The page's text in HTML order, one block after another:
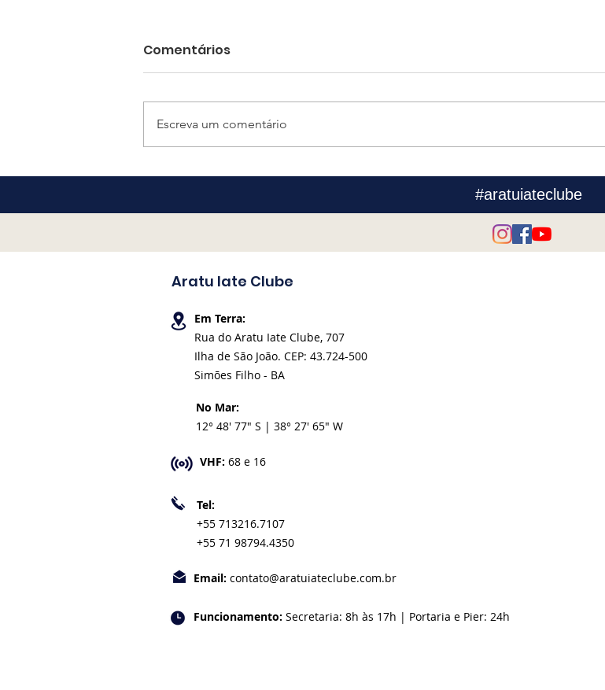
Comentários
Escreva um comentário
#aratuiateclube
Aratu Iate Clube
Em Terra:
Rua do Aratu Iate Clube, 707
Ilha de São João. CEP: 43.724-500
Simões Filho - BA
No Mar:
12° 48' 77" S | 38° 27' 65" W
VHF: 68 e 16
Tel:
+55 713216.7107
+55 71 98794.4350
Email: contato@aratuiateclube.com.br
Funcionamento: Secretaria: 8h às 17h | Portaria e Pier: 24h